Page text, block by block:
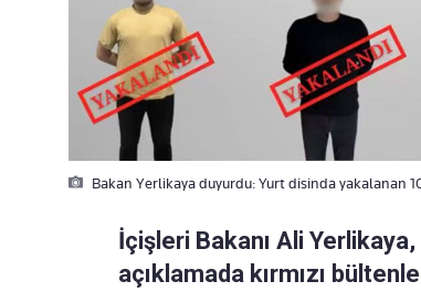
Bakan Yerlikaya duyurdu: Yurt disinda yakalanan
İçişleri Bakanı Ali
açıklamada kırmızı